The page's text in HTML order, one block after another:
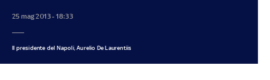
25 mag 2013 - 18:33
Il presidente del Napoli, Aurelio De Laurentiis